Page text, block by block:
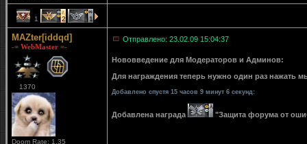
1 2 1
MAZter[iddqd]
-= WebMaster =-
1370
Doom Rate: 1.35
Отправлено: 23.02.09 15:04:37
Нововведение для Модераторов и Админов:
Для награждения теперь нужно один раз нажать
Добавлено спустя 15 часов 9 минут 6 секунд:
Добавлена награда "Защита форума от